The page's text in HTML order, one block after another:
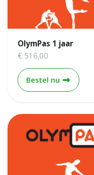
OlymPas 1 jaar
€ 516,00
Bestel nu OlymPas